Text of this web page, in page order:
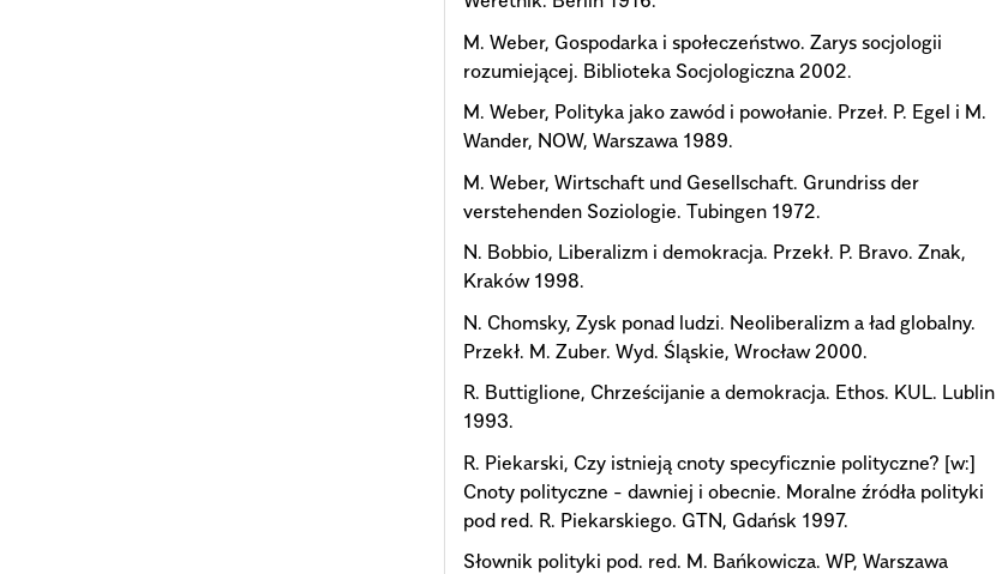
M. Weber, Gospodarka i społeczeństwo. Zarys socjologii
rozumiejącej. Biblioteka Socjologiczna 2002.
M. Weber, Polityka jako zawód i powołanie. Przeł. P. Egel i M.
Wander, NOW, Warszawa 1989.
M. Weber, Wirtschaft und Gesellschaft. Grundriss der
verstehenden Soziologie. Tubingen 1972.
N. Bobbio, Liberalizm i demokracja. Przekł. P. Bravo. Znak,
Kraków 1998.
N. Chomsky, Zysk ponad ludzi. Neoliberalizm a ład globalny.
Przekł. M. Zuber. Wyd. Śląskie, Wrocław 2000.
R. Buttiglione, Chrześcijanie a demokracja. Ethos. KUL. Lublin
1993.
R. Piekarski, Czy istnieją cnoty specyficznie polityczne? [w:]
Cnoty polityczne - dawniej i obecnie. Moralne źródła polityki
pod red. R. Piekarskiego. GTN, Gdańsk 1997.
Słownik polityki pod. red. M. Bańkowicza. WP, Warszawa